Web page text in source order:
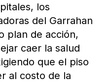
los
del Garrahan
plan de acción,
caer la salud
que el piso
al costo de la